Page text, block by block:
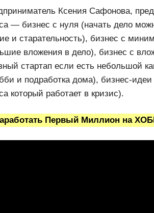
Ксения Сафонова,
— бизнес с нуля (начать дело
и старательность), бизнес с
вложения в дело), бизнес с
стартап если есть небольшой
и подработка дома), бизнес-
который работает в кризис).
Первый Миллион на